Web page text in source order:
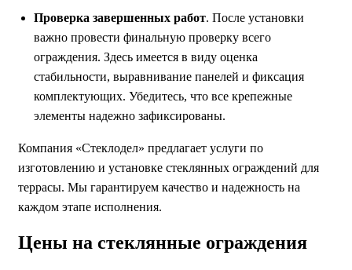
Проверка завершенных работ. После установки
важно провести финальную проверку всего
ограждения. Здесь имеется в виду оценка
стабильности, выравнивание панелей и фиксация
комплектующих. Убедитесь, что все крепежные
элементы надежно зафиксированы.
Компания «Стеклодел» предлагает услуги по
изготовлению и установке стеклянных ограждений для
террасы. Мы гарантируем качество и надежность на
каждом этапе исполнения.
Цены на стеклянные ограждения